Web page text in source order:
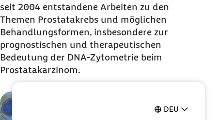
DEU
seit 2004 entstandene Arbeiten zu den
Themen Prostatakrebs und möglichen
Behandlungsformen, insbesondere zur
prognostischen und therapeutischen
Bedeutung der DNA-Zytometrie beim
Prostatakarzinom.